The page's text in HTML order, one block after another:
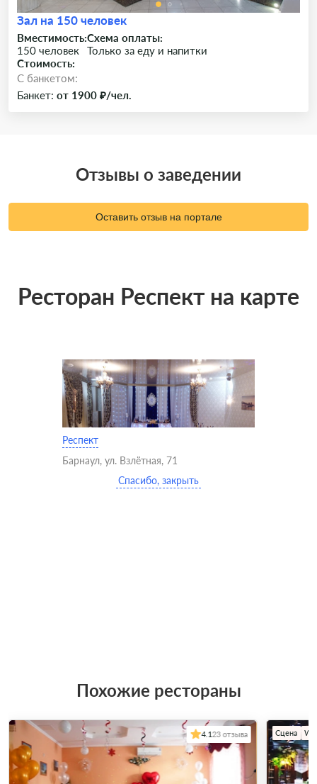
Зал на 150 человек
Вместимость:
150 человек
Схема оплаты:
Только за еду и напитки
Стоимость:
C банкетом:
Банкет: от 1900 ₽/чел.
Отзывы о заведении
Оставить отзыв на портале
Ресторан Респект на карте
Респект
Барнаул, ул. Взлётная, 71
Спасибо, закрыть
Похожие рестораны
4.123 отзыва Сцена